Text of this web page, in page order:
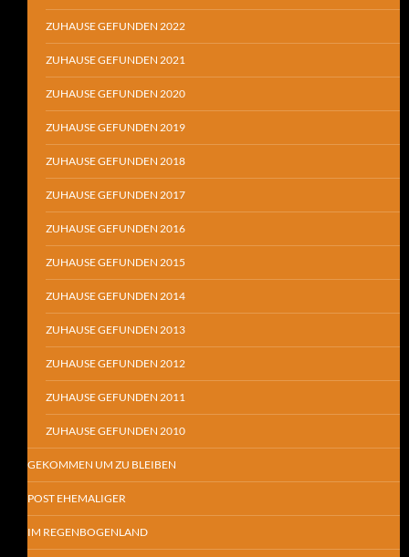
ZUHAUSE GEFUNDEN 2022
ZUHAUSE GEFUNDEN 2021
ZUHAUSE GEFUNDEN 2020
ZUHAUSE GEFUNDEN 2019
ZUHAUSE GEFUNDEN 2018
ZUHAUSE GEFUNDEN 2017
ZUHAUSE GEFUNDEN 2016
ZUHAUSE GEFUNDEN 2015
ZUHAUSE GEFUNDEN 2014
ZUHAUSE GEFUNDEN 2013
ZUHAUSE GEFUNDEN 2012
ZUHAUSE GEFUNDEN 2011
ZUHAUSE GEFUNDEN 2010
GEKOMMEN UM ZU BLEIBEN
POST EHEMALIGER
IM REGENBOGENLAND